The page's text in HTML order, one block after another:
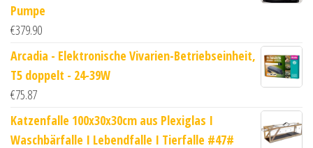
Pumpe
€379.90
Arcadia - Elektronische Vivarien-Betriebseinheit,
T5 doppelt - 24-39W
€75.87
Katzenfalle 100x30x30cm aus Plexiglas I
Waschbärfalle I Lebendfalle I Tierfalle #47#